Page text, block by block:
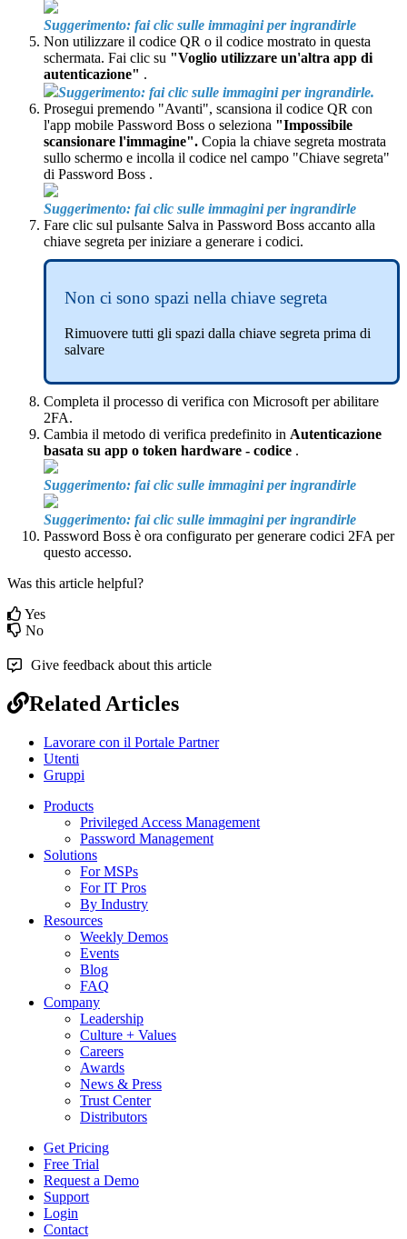
Suggerimento: fai clic sulle immagini per ingrandirle
Non utilizzare il codice QR o il codice mostrato in questa
schermata. Fai clic su "Voglio utilizzare un'altra app di
autenticazione" .
Suggerimento: fai clic sulle immagini per ingrandirle.
Prosegui premendo "Avanti", scansiona il codice QR con
l'app mobile Password Boss o seleziona "Impossibile
scansionare l'immagine". Copia la chiave segreta mostrata
sullo schermo e incolla il codice nel campo "Chiave segreta"
di Password Boss .
Suggerimento: fai clic sulle immagini per ingrandirle
Fare clic sul pulsante Salva in Password Boss accanto alla
chiave segreta per iniziare a generare i codici.
Non ci sono spazi nella chiave segreta
Rimuovere tutti gli spazi dalla chiave segreta prima di
salvare
Completa il processo di verifica con Microsoft per abilitare
2FA.
Cambia il metodo di verifica predefinito in Autenticazione
basata su app o token hardware - codice .
Suggerimento: fai clic sulle immagini per ingrandirle
Suggerimento: fai clic sulle immagini per ingrandirle
Password Boss è ora configurato per generare codici 2FA per
questo accesso.
Was this article helpful?
Yes
No
Give feedback about this article
Related Articles
Lavorare con il Portale Partner
Utenti
Gruppi
Products
Privileged Access Management
Password Management
Solutions
For MSPs
For IT Pros
By Industry
Resources
Weekly Demos
Events
Blog
FAQ
Company
Leadership
Culture + Values
Careers
Awards
News & Press
Trust Center
Distributors
Get Pricing
Free Trial
Request a Demo
Support
Login
Contact